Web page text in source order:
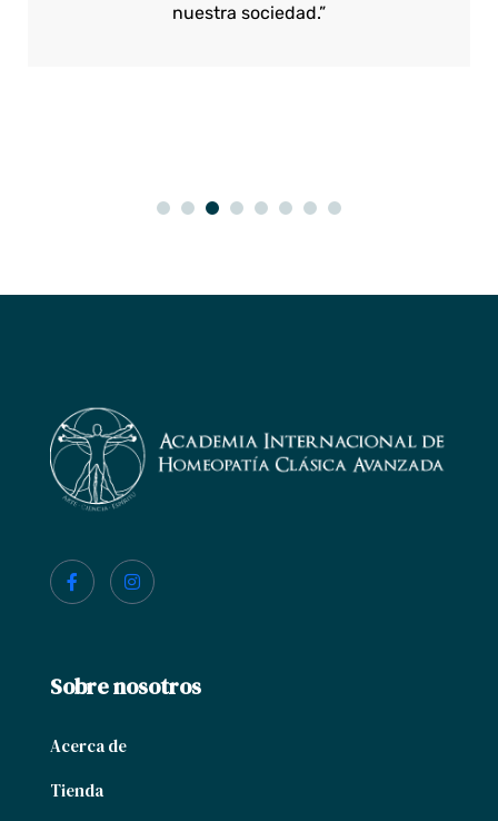
nuestra sociedad.”
Sobre nosotros
Acerca de
Tienda